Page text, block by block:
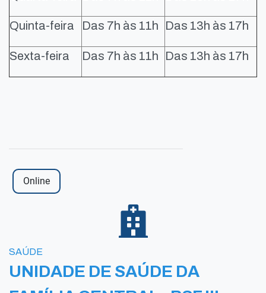
Quinta-feira Das 7h às 11h Das 13h às 17h
Sexta-feira Das 7h às 11h Das 13h às 17h
Online
SAÚDE
UNIDADE DE SAÚDE DA